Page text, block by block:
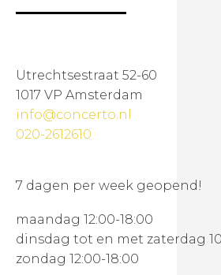
Utrechtsestraat 52-60
1017 VP Amsterdam
info@concerto.nl
020-2612610
7 dagen per week geopend!
maandag 12:00-18:00
dinsdag tot en met zaterdag
zondag 12:00-18:00